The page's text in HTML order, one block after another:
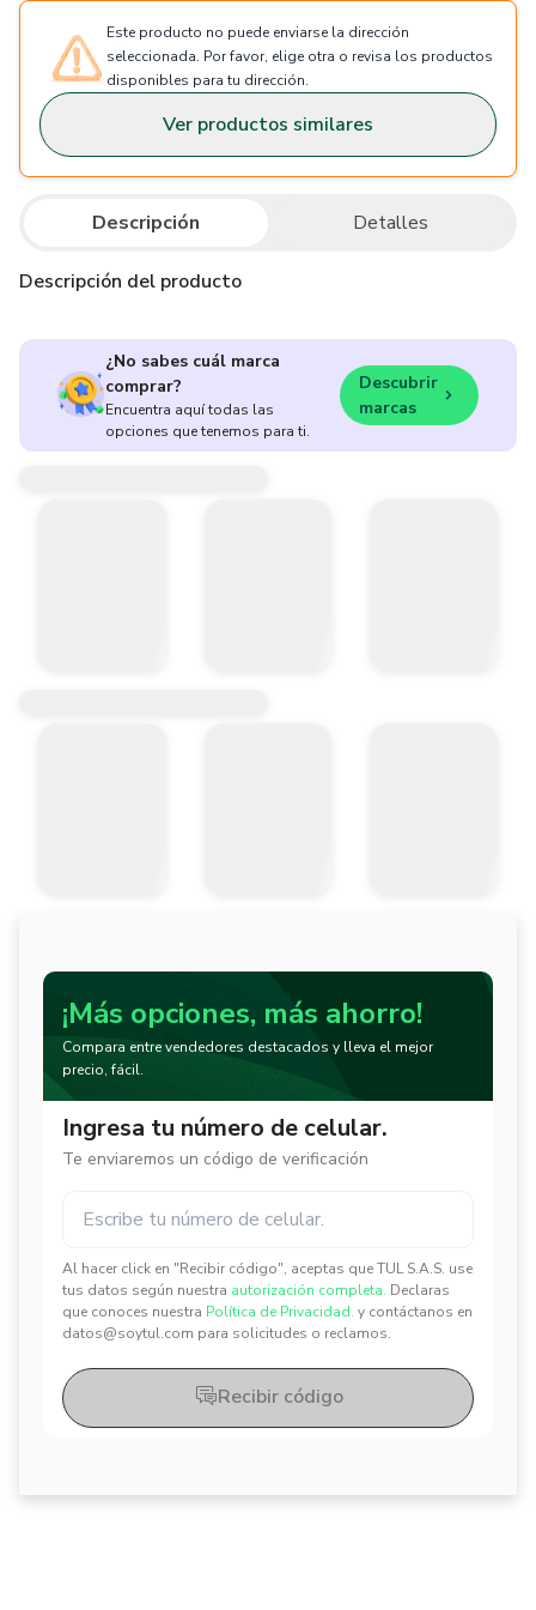
Este producto no puede enviarse la dirección
seleccionada. Por favor, elige otra o revisa los productos
disponibles para tu dirección.
Ver productos similares
Descripción Detalles
Descripción del producto
¿No sabes cuál marca
comprar?
Encuentra aquí todas las
opciones que tenemos para ti.
Descubrir
marcas
¡Más opciones, más ahorro!
Compara entre vendedores destacados y lleva el mejor
precio, fácil.
Ingresa tu número de celular.
Te enviaremos un código de verificación
Al hacer click en "Recibir código", aceptas que TUL S.A.S. use
tus datos según nuestra autorización completa. Declaras
que conoces nuestra Política de Privacidad. y contáctanos en
datos@soytul.com para solicitudes o reclamos.
✕
✕
Recibir código